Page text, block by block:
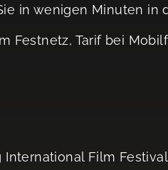
in wenigen Minuten in
Festnetz, Tarif bei
Film